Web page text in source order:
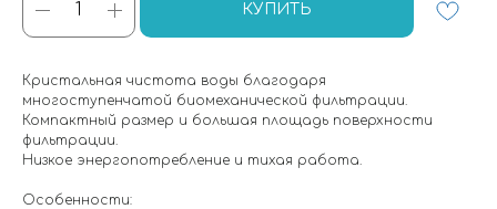
КУПИТЬ
Кристальная чистота воды благодаря
многоступенчатой биомеханической фильтрации.
Компактный размер и большая площадь поверхности
фильтрации.
Низкое энергопотребление и тихая работа.
Особенности: